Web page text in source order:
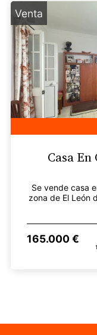
Venta
Casa
Se vende casa
zona de El León
165.000 €